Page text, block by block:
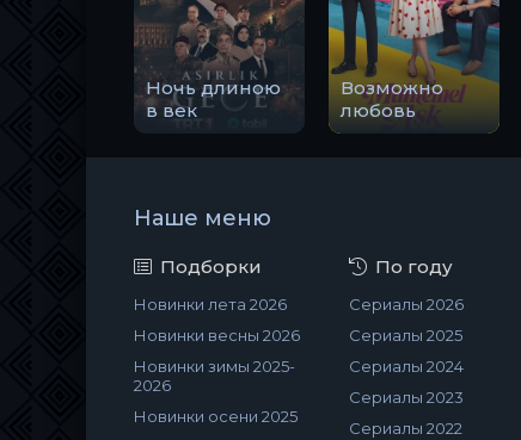
Ночь длиною
в век
Возможно
любовь
Наше меню
Подборки
Новинки лета 2026
Новинки весны 2026
Новинки зимы 2025-
2026
Новинки осени 2025
По году
Сериалы 2026
Сериалы 2025
Сериалы 2024
Сериалы 2023
Сериалы 2022